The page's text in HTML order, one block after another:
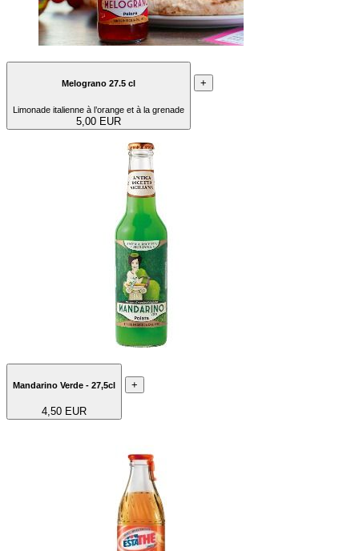
Melograno 27.5 cl
Limonade italienne à l’orange et à la grenade
5,00 EUR
+
Mandarino Verde - 27,5cl
4,50 EUR
+